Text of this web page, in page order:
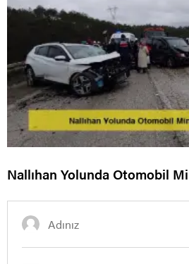
Nallıhan Yolunda Otomobil